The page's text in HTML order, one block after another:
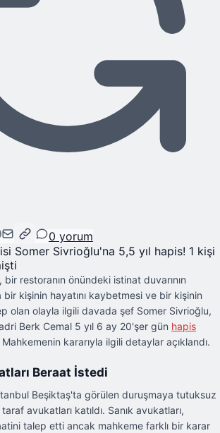
0 yorum
restoranın önündeki istinat duvarının
kişinin hayatını kaybetmesi ve bir kişinin
olan olayla ilgili davada şef Somer Sivrioğlu,
Berk Cemal 5 yıl 6 ay 20'şer gün hapis
Mahkemenin kararıyla ilgili detaylar açıklandı.
Beraat İstedi
Beşiktaş'ta görülen duruşmaya tutuksuz
avukatları katıldı. Sanık avukatları,
talep etti ancak mahkeme farklı bir karar